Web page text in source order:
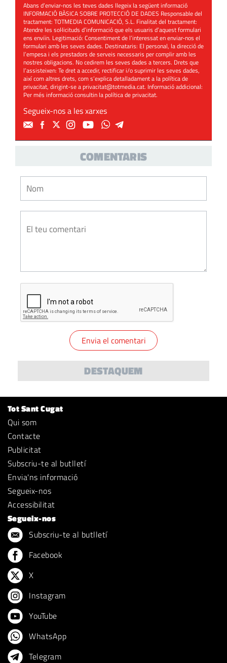
Abans d’enviar-nos les teves dades llegeix la següent informació
INFORMACIÓ BÀSICA SOBRE PROTECCIÓ DE DADES Responsable del
tractament: TOTMEDIA COMUNICACIÓ, S.L. Finalitat del tractament:
Atendre les sol·licituds d’informació que els usuaris d’aquest formulari
ens enviïn. Legitimació: Consentiment de l’interessat en enviar-nos el
formulari amb les seves dades. Destinataris: El personal, la direcció de
l’empesa i els prestadors de serveis necessaris per complir amb les
nostres obligacions. No cedirem les seves dades a tercers. Drets que
l’assisteixen: Te dret a accedir, rectificar i/o suprimir les seves dades,
així com altres drets, com s’explica detalladament a la política de
privacitat, dirigint-se aprivacitat@totmedia.cat. Informació addicional:
Per més informació consultin lapolítica de privacitat.
Segueix-nos a les xarxes
COMENTARIS
DESTAQUEM
Tot Sant Cugat
Qui som
Contacte
Publicitat
Subscriu-te al butlletí
Envia'ns informació
Segueix-nos
Accessibilitat
Segueix-nos
Subscriu-te al butlletí
Facebook
X
Instagram
YouTube
WhatsApp
Telegram